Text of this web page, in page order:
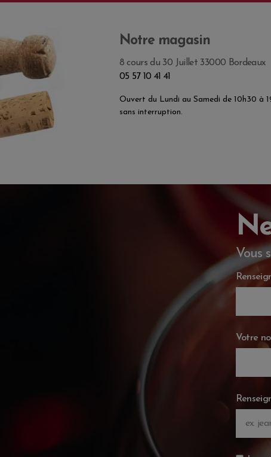
Notre magasin
8 cours du 30 Juillet 33000 Bordeaux
05 57 10 41 41
Ouvert du Lundi au Samedi de 10h30 à
sans interruption.
Vous
Votre